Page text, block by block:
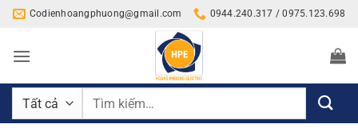
Bỏ
nội
Codienhoangphuong@gmail.com 0944.240.317 / 0975.123.698
Tìm